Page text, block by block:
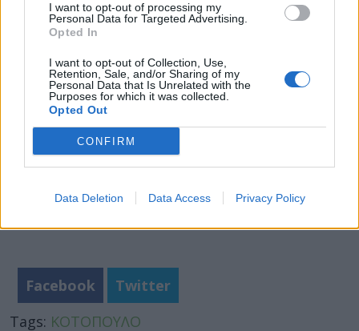
I want to opt-out of processing my
Personal Data for Targeted Advertising.
Opted In
I want to opt-out of Collection, Use,
Retention, Sale, and/or Sharing of my
Personal Data that Is Unrelated with the
Purposes for which it was collected.
Opted Out
CONFIRM
Data Deletion Data Access Privacy Policy
ρίγανη, θυμάρι και βασιλικό.
Φωτογραφία:
Facebook
Twitter
Tags: ΚΟΤΟΠΟΥΛΟ